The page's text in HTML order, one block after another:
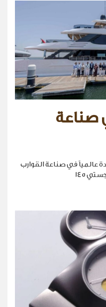
صناعة
عالمياً في صناعة القوارب
145